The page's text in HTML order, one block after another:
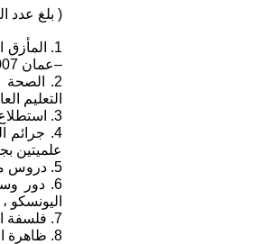
( بلغ عدد البحوث
1.
–عمان 2007 .
التعليم
3. استطلاع آراء أساتذة الجامعة بالأحداث الجارية في العراق بعد سقوط النظام ."دراسة ميدانية -2003".
علميتين
5. دروس من 9ابريل 2003 .تحليل نفسي سياسي لما حدث للمجتمع العراقي .
6. دور
اليونسكو ،
7. فلسفة التعليم العالي في العراق وأهدافه بعد التغيير . قدّم ونوقش في المؤتمر العالمي للتعليم العالي في العراق ، أربيل – 2007 .
8. ظاهرة الفساد المالي والاداري في العراق . تحليل سيكولوجي .